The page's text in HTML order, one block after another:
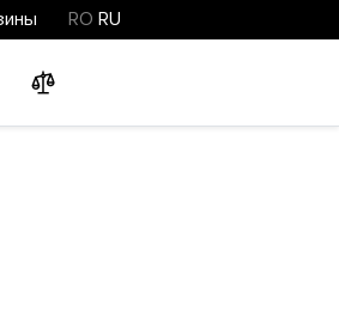
RO RU